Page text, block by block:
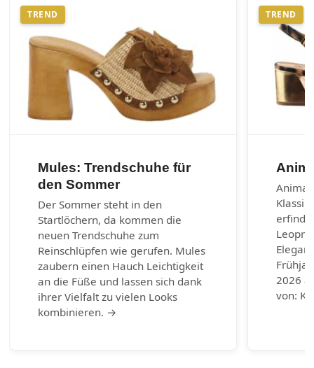
TREND
Mules: Trendschuhe für
den Sommer
Der Sommer steht in den
Startlöchern, da kommen die
neuen Trendschuhe zum
Reinschlüpfen wie gerufen. Mules
zaubern einen Hauch Leichtigkeit
an die Füße und lassen sich dank
ihrer Vielfalt zu vielen Looks
kombinieren. →
TREND
2026
von: